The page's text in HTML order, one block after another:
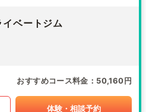
イベートジム
おすすめコース料金 50,160円
体験・相談予約